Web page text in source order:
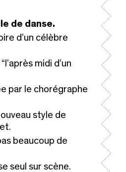
de danse.
d’un célèbre
midi d’un
par le chorégraphe
style de
beaucoup de
seul sur scène.